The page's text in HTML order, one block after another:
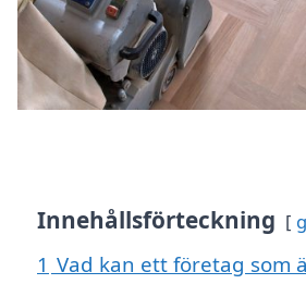
Innehållsförteckning
1 Vad kan ett företag som